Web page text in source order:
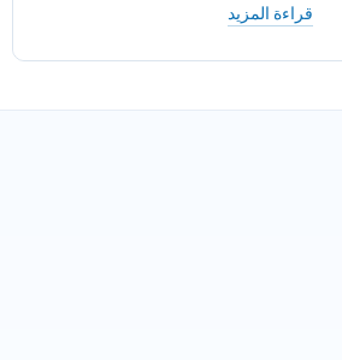
قراءة المزيد